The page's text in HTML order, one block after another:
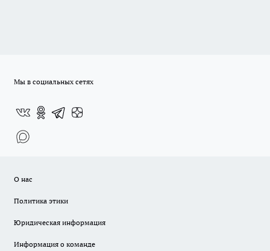
Мы в социальных сетях
О нас
Политика этики
Юридическая информация
Информация о команде